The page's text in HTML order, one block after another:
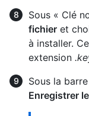
Sous « Clé
fichier et
à installer.
extension
Sous la
Enregistrer